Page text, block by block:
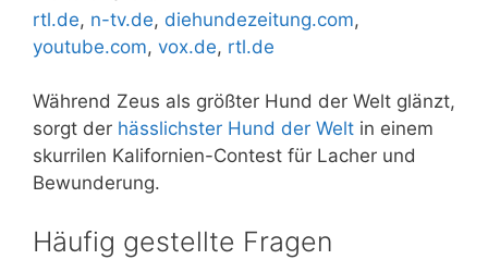
rtl.de, n-tv.de, diehundezeitung.com,
youtube.com, vox.de, rtl.de
Während Zeus als größter Hund der Welt glänzt,
sorgt der hässlichster Hund der Welt in einem
skurrilen Kalifornien-Contest für Lacher und
Bewunderung.
Häufig gestellte Fragen